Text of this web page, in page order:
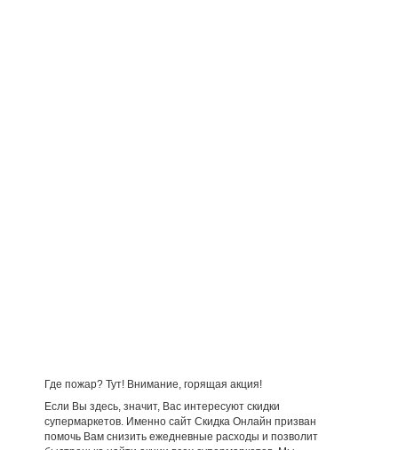
Где пожар? Тут! Внимание, горящая акция!
Если Вы здесь, значит, Вас интересуют скидки
супермаркетов. Именно сайт Скидка Онлайн призван
помочь Вам снизить ежедневные расходы и позволит